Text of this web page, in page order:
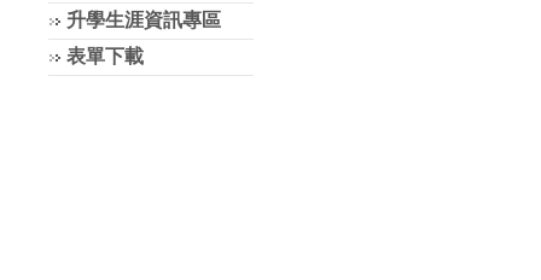
升學生涯資訊專區
表單下載